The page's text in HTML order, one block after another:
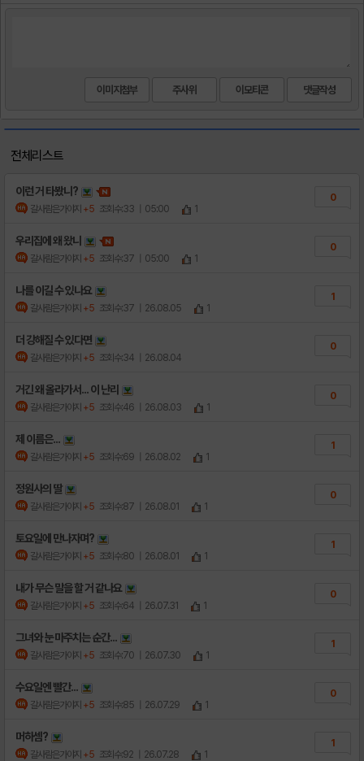
이미지첨부 주사위 이모티콘
전체리스트
이런 거 타봤니?
갈사람은가야지 +5 조회수:33 | 05:00 1
0
우리집에 왜 왔니
갈사람은가야지 +5 조회수:37 | 05:00 1
0
나를 이길 수 있나요
갈사람은가야지 +5 조회수:37 | 26.08.05 1
1
더 강해질 수 있다면
갈사람은가야지 +5 조회수:34 | 26.08.04
0
거긴 왜 올라가서... 이 난리
갈사람은가야지 +5 조회수:46 | 26.08.03 1
0
제 이름은...
갈사람은가야지 +5 조회수:69 | 26.08.02 1
1
정원사의 딸
갈사람은가야지 +5 조회수:87 | 26.08.01 1
0
토요일에 만나자며?
갈사람은가야지 +5 조회수:80 | 26.08.01 1
1
내가 무슨 말을 할 거 같나요
갈사람은가야지 +5 조회수:64 | 26.07.31 1
0
그녀와 눈 마주치는 순간...
갈사람은가야지 +5 조회수:70 | 26.07.30 1
1
수요일엔 빨간...
갈사람은가야지 +5 조회수:85 | 26.07.29 1
0
머하셈?
갈사람은가야지 +5 조회수:92 | 26.07.28 1
1